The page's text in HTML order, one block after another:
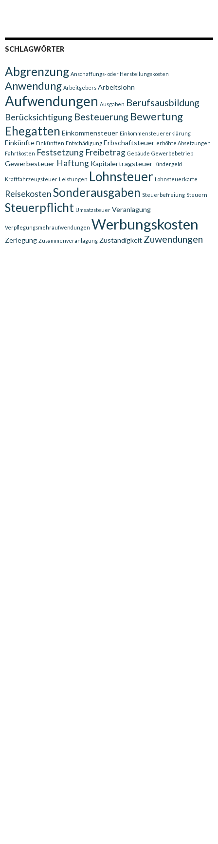
SCHLAGWÖRTER
Abgrenzung Anschaffungs- oder Herstellungskosten
Anwendung Arbeitgebers Arbeitslohn
Aufwendungen Ausgaben Berufsausbildung
Berücksichtigung Besteuerung Bewertung
Ehegatten Einkommensteuer Einkommensteuererklärung
Einkünfte Einkünften Entschädigung Erbschaftsteuer erhöhte Absetzungen
Fahrtkosten Festsetzung Freibetrag Gebäude Gewerbebetrieb
Gewerbesteuer Haftung Kapitalertragsteuer Kindergeld
Kraftfahrzeugsteuer Leistungen Lohnsteuer Lohnsteuerkarte
ReisekostenSonderausgaben Steuerbefreiung Steuern
Steuerpflicht Umsatzsteuer Veranlagung
Verpflegungsmehraufwendungen Werbungskosten
Zerlegung Zusammenveranlagung Zuständigkeit Zuwendungen